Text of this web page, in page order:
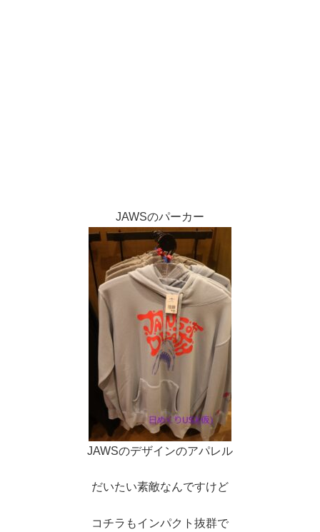
JAWSのパーカー
JAWSのデザインのアパレル
だいたい素敵なんですけど
コチラもインパクト抜群で